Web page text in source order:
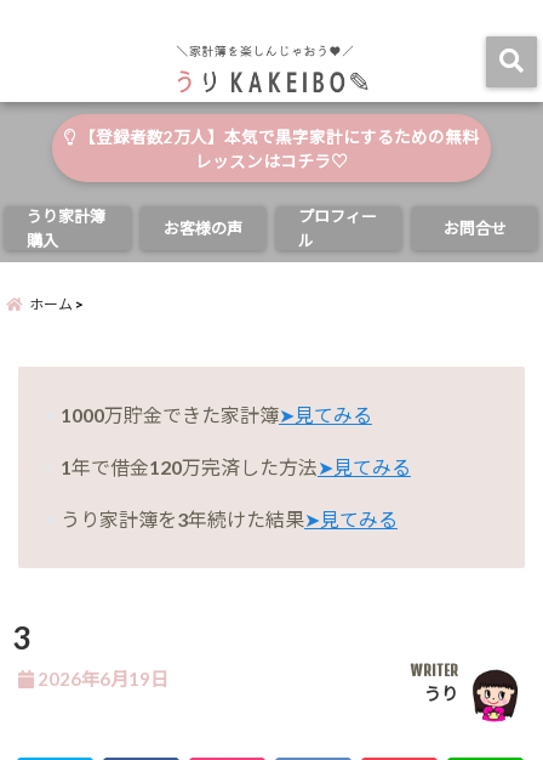
【登録者数2万人】本気で黒字家計にするための無料
レッスンはコチラ♡
うり家計簿
購入
お客様の声
プロフィー
ル
お問合せ
ホーム
1000万貯金できた家計簿➤見てみる
1年で借金120万完済した方法➤見てみる
うり家計簿を3年続けた結果➤見てみる
3
2026年6月19日 WRITER
うり